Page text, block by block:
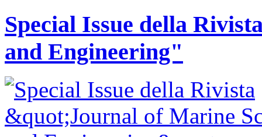
Special Issue della
and Engineering"